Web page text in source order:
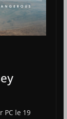
PC le 19